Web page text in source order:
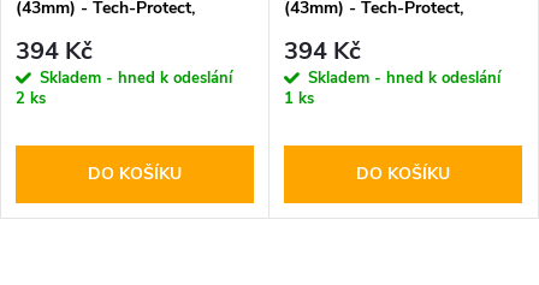
(43mm) - Tech-Protect,
394 Kč
Skladem - hned k odeslání
2 ks
DO KOŠÍKU
(43mm) - Tech-Protect,
394 Kč
Skladem - hned k odeslání
1 ks
DO KOŠÍKU